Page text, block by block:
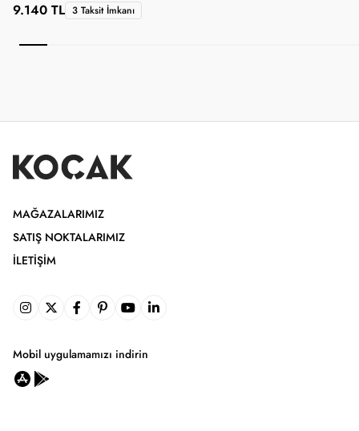
9.140 TL 3 Taksit İmkanı
MAĞAZALARIMIZ
SATIŞ NOKTALARIMIZ
İLETIŞIM
Mobil uygulamamızı indirin